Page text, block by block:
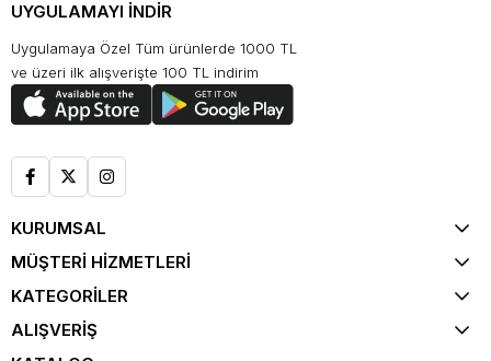
UYGULAMAYI İNDİR
Uygulamaya Özel Tüm ürünlerde 1000 TL
ve üzeri ilk alışverişte 100 TL indirim
KURUMSAL
MÜŞTERİ HİZMETLERİ
KATEGORİLER
ALIŞVERİŞ